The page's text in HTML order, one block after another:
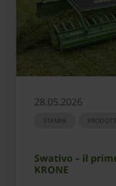
28.05.2026
STAMPA
Swativo – il
KRONE